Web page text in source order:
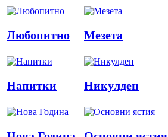
Любопитно Мезета
Напитки Никулден